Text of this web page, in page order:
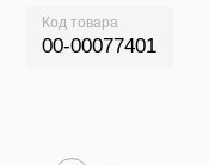
Код товара
00-00077401